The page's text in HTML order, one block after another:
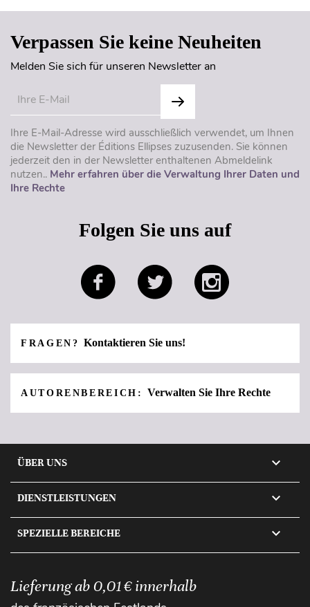
Verpassen Sie keine Neuheiten
Melden Sie sich für unseren Newsletter an
Ihre E-Mail-Adresse wird ausschließlich verwendet, um Ihnen
die Newsletter der Éditions Ellipses zuzusenden. Sie können
jederzeit den in der Newsletter enthaltenen Abmeldelink
nutzen.. Mehr erfahren über die Verwaltung Ihrer Daten und
Ihre Rechte
Folgen Sie uns auf
FRAGEN?Kontaktieren Sie uns!
AUTORENBEREICH: Verwalten Sie Ihre Rechte
ÜBER UNS 
DIENSTLEISTUNGEN 
SPEZIELLE BEREICHE 
Lieferung ab 0,01 € innerhalb